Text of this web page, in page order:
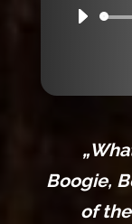
Boogie,
of